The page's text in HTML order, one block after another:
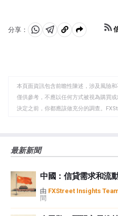
拿大銀行提高利率，從而導
數據疲弱，加元可能會下跌。
分享：
分 分 複
板
本頁面資訊包含前瞻性陳述，涉及風險
僅供參考，不應以任何方式被視為購買
決定之前，你都應該做充分的調查。
觀點，並不代表FXStreet或其廣告商的
如果文章正文中沒有明確提到，在撰寫
中都沒有頭寸，也沒有與文中提到的任
者沒有收到撰寫這篇文章的報酬。
FXStreet和作者不提供個性化的建議。
最新新聞
中國：信貸需求和流
由 FXStreet Insights
間